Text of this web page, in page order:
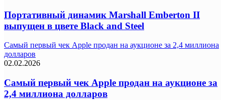
Портативный динамик Marshall Emberton II
выпущен в цвете Black and Steel
Самый первый чек Apple продан на аукционе за 2,4 миллиона
долларов
02.02.2026
Самый первый чек Apple продан на аукционе за
2,4 миллиона долларов